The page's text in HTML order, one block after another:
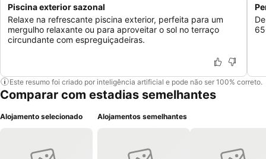
Piscina exterior sazonal
Relaxe na refrescante piscina exterior, perfeita para um
mergulho relaxante ou para aproveitar o sol no terraço
circundante com espreguiçadeiras.
Este resumo foi criado por inteligência artificial e pode não ser 100% correto.
Comparar com estadias semelhantes
Alojamento selecionado Alojamentos semelhantes